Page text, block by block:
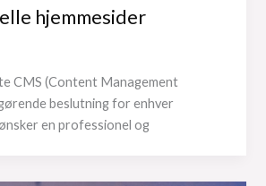
hjemmesider
CMS (Content Management
beslutning for enhver
en professionel og